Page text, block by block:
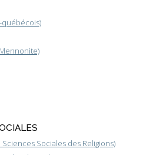
québécois)
Sciences Sociales des Religions)